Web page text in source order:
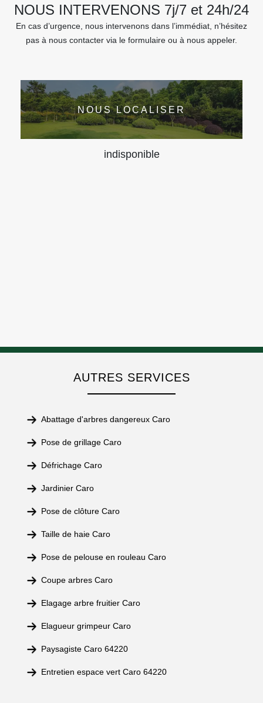
NOUS INTERVENONS 7j/7 et 24h/24
En cas d’urgence, nous intervenons dans l’immédiat, n’hésitez
pas à nous contacter via le formulaire ou à nous appeler.
NOUS LOCALISER
indisponible
AUTRES SERVICES
Abattage d'arbres dangereux Caro
Pose de grillage Caro
Défrichage Caro
Jardinier Caro
Pose de clôture Caro
Taille de haie Caro
Pose de pelouse en rouleau Caro
Coupe arbres Caro
Elagage arbre fruitier Caro
Elagueur grimpeur Caro
Paysagiste Caro 64220
Entretien espace vert Caro 64220